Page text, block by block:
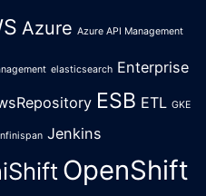
Azure Azure API Management
elasticsearch Enterprise
ESB ETL GKE
Jenkins
OpenShift